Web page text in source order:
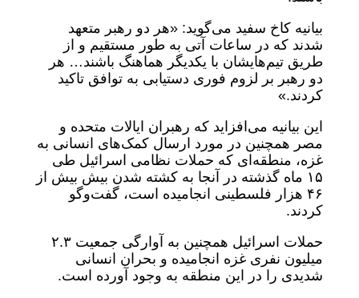
بیانیه کاخ سفید می‌گوید: «هر دو رهبر متعهد
شدند که در ساعات آتی به طور مستقیم و از
طریق تیم‌هایشان با یکدیگر هماهنگ باشند… هر
دو رهبر بر لزوم فوری دستیابی به توافق تاکید
کردند.»
این بیانیه می‌افزاید که رهبران ایالات متحده و
مصر همچنین در مورد ارسال کمک‌های انسانی به
غزه، منطقه‌ای که حملات نظامی اسرائیل طی
۱۵ ماه گذشته در آنجا به کشته شدن بیش بیش از
۴۶ هزار فلسطینی انجامیده است، گفت‌وگو
کردند.
حملات اسرائیل همچنین به آوارگی جمعیت ۲.۳
میلیون نفری غزه انجامیده و بحران انسانی
شدیدی را در این منطقه به وجود آورده است.